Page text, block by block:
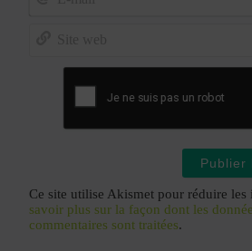
Ce site utilise Akismet pour réduire les
savoir plus sur la façon dont les
commentaires sont traitées.